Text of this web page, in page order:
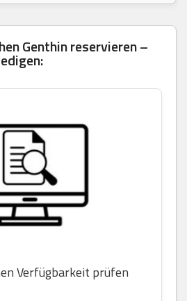
Genthin reservieren –
Verfügbarkeit prüfen